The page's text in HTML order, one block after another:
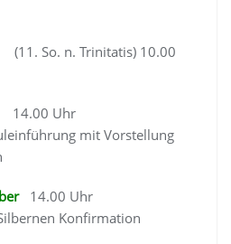
(11. So. n. Trinitatis) 10.00
14.00 Uhr
mit Vorstellung
14.00 Uhr
Konfirmation